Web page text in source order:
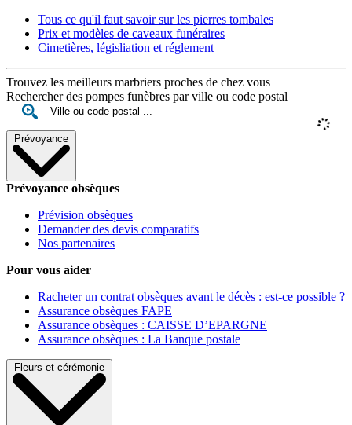
Tous ce qu'il faut savoir sur les pierres tombales
Prix et modèles de caveaux funéraires
Cimetières, législiation et réglement
Trouvez les meilleurs marbriers proches de chez vous
Rechercher des pompes funèbres par ville ou code postal
Prévoyance
Prévoyance obsèques
Prévision obsèques
Demander des devis comparatifs
Nos partenaires
Pour vous aider
Racheter un contrat obsèques avant le décès : est-ce possible ?
Assurance obsèques FAPE
Assurance obsèques : CAISSE D’EPARGNE
Assurance obsèques : La Banque postale
Fleurs et cérémonie